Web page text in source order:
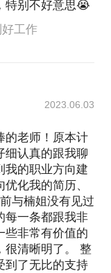
特别不好意思😭
工作
2023.06.03
的老师！原本计
细认真的跟我聊
我的职业方向建
化我的简历、
与楠姐没有见过
每一条都跟我非
些非常有价值的
很清晰明了。 整
到了无比的支持